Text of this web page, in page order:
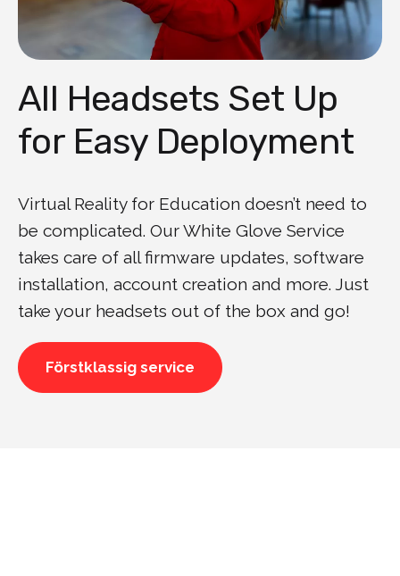
All Headsets Set Up
for Easy Deployment
Virtual Reality for Education doesn’t need to
be complicated. Our White Glove Service
takes care of all firmware updates, software
installation, account creation and more. Just
take your headsets out of the box and go!
Förstklassig service